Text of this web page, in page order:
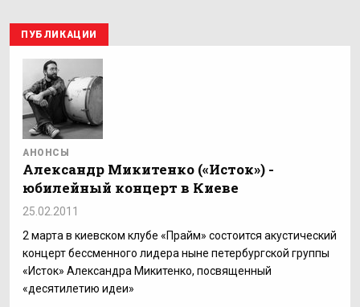
ПУБЛИКАЦИИ
АНОНСЫ
Александр Микитенко («Исток») -
юбилейный концерт в Киеве
25.02.2011
2 марта в киевском клубе «Прайм» состоится акустический
концерт бессменного лидера ныне петербургской группы
«Исток» Александра Микитенко, посвященный
«десятилетию идеи»